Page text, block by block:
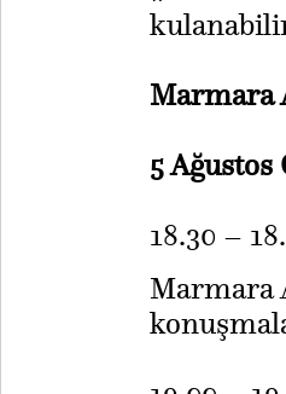
Marmara
5 Ağustos
18.30 –
Marmara